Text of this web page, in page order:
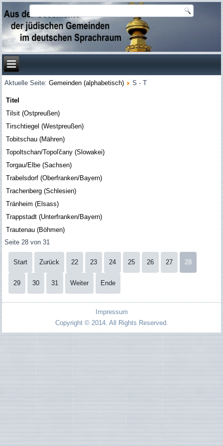
Aktuelle Seite:Gemeinden (alphabetisch) S - T
Titel
Tilsit (Ostpreußen)
Tirschtiegel (Westpreußen)
Tobitschau (Mähren)
Topoltschan/Topoľčany (Slowakei)
Torgau/Elbe (Sachsen)
Trabelsdorf (Oberfranken/Bayern)
Trachenberg (Schlesien)
Tränheim (Elsass)
Trappstadt (Unterfranken/Bayern)
Trautenau (Böhmen)
Seite 28 von 31
Start Zurück 22 23 24 25 26 27 28
29 30 31 Weiter Ende
Impressum
Copyright © 2014. All Rights Reserved.